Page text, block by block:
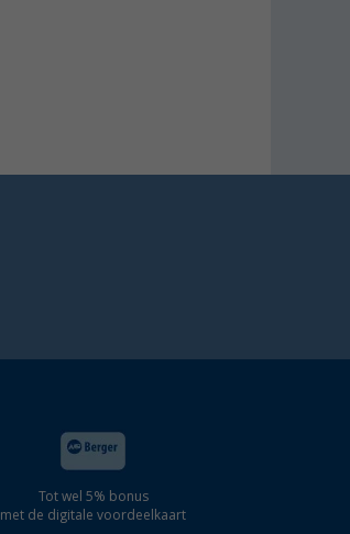
Tot wel 5% bonus
met de digitale voordeelkaart